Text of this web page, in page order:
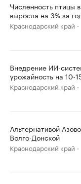
Численность птицы
выросла на 3% за
Краснодарский край
Внедрение ИИ-
урожайность на 10-
Краснодарский край
Альтернативой
Волго-Донской
Краснодарский край